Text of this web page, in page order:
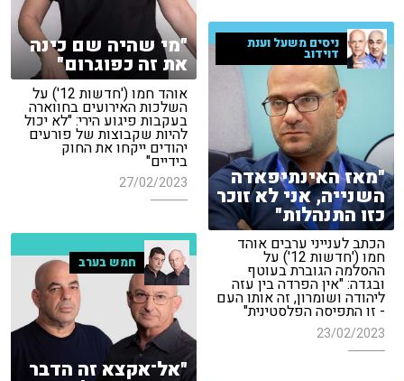
"מי שהיה שם כינה
את זה כפוגרום"
אוהד חמו ('חדשות 12') על
השלכות האירועים בחווארה
בעקבות פיגוע הירי: "לא יכול
להיות שקבוצות של פורעים
יהודים ייקחו את החוק
בידיים"
27/02/2023
ניסים משעל וענת
דוידוב
"מאז האינתיפאדה
השנייה, אני לא זוכר
כזו התנהלות"
הכתב לענייני ערבים אוהד
חמו ('חדשות 12') על
ההסלמה הגוברת בעוטף
ובגדה: "אין הפרדה בין עזה
ליהודה ושומרון, זה אותו העם
- זו התפיסה הפלסטינית"
23/02/2023
חמש בערב
"אל־אקצא זה הדבר